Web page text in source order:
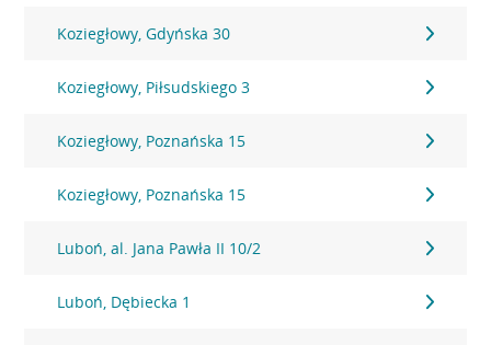
Koziegłowy, Gdyńska 30
Koziegłowy, Piłsudskiego 3
Koziegłowy, Poznańska 15
Koziegłowy, Poznańska 15
Luboń, al. Jana Pawła II 10/2
Luboń, Dębiecka 1